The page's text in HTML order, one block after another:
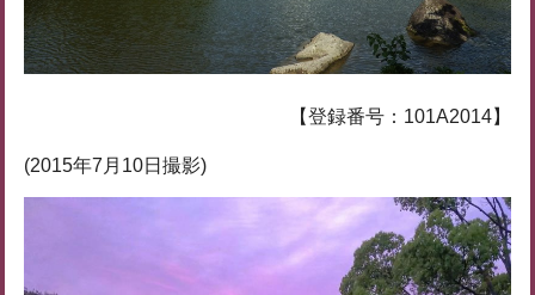
【登録番号：101A2014】
(2015年7月10日撮影)